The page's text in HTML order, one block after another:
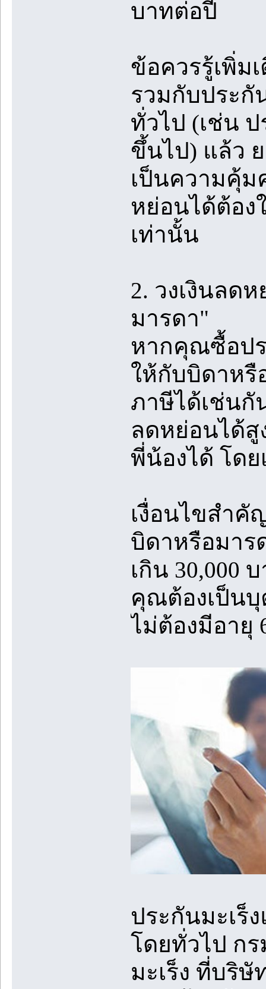
บาทต่อปี
ข้อควรรู้เพิ่ม
รวมกับประกั
ทั่วไป (เช่น
ขึ้นไป) แล้ว
เป็นความคุ้ม
หย่อนได้ต้อง
เท่านั้น
2. วงเงินลด
มารดา"
หากคุณซื้อปร
ให้กับบิดาห
ภาษีได้เช่นกั
ลดหย่อนได้สู
พี่น้องได้ โด
เงื่อนไขสำคั
บิดาหรือมาร
เกิน 30,000
คุณต้องเป็น
ไม่ต้องมีอายุ
ประกันมะเร็
โดยทั่วไป ก
มะเร็ง ที่บริ